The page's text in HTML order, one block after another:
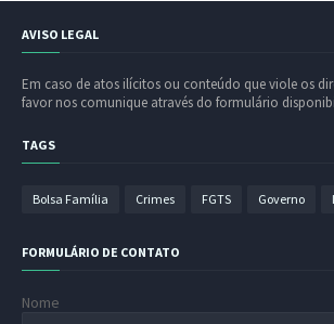
AVISO LEGAL
Em caso de atos ilícitos ou conteúdo que viole os
favor nos comunique através do formulário
TAGS
Bolsa Família Crimes FGTS Governo
FORMULÁRIO DE CONTATO
Nome